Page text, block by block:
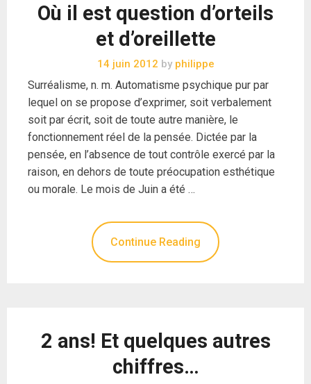
Où il est question d’orteils
et d’oreillette
14 juin 2012 byphilippe
Surréalisme, n. m. Automatisme psychique pur par
lequel on se propose d’exprimer, soit verbalement
soit par écrit, soit de toute autre manière, le
fonctionnement réel de la pensée. Dictée par la
pensée, en l’absence de tout contrôle exercé par la
raison, en dehors de toute préocupation esthétique
ou morale. Le mois de Juin a été …
Continue Reading
2 ans! Et quelques autres
chiffres…